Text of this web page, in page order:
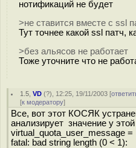
нотификаций не будет
>не ставится вместе с ssl
Тут точнее какой ssl патч,
>без альясов не работает
Тоже уточните что не
1.5 ,VD (?), 12:25, 19/11/2003 [
[к модератору]
Все, вот этот КОСЯК
анализирует значение у этой
virtual_quota_user_message =
fatal: bad string length (0 < 1):